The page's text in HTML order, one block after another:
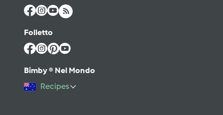
Folletto
Bimby ® Nel Mondo
Recipes